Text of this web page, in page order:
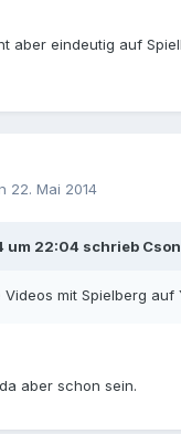
aber eindeutig auf
22. Mai 2014
um 22:04 schrieb
Videos mit Spielberg auf
aber schon sein.